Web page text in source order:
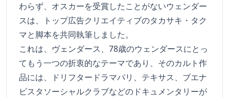
わらず、オスカーを受賞したことがないウェンダー
スは、トップ広告クリエイティブのタカサキ・タク
マと脚本を共同執筆しました。
これは、ヴェンダース、78歳のウェンダースにとっ
てもう一つの折衷的なテーマであり、そのカルト作
品には、ドリフタードラマパリ、テキサス、ブエナ
ビスタソーシャルクラブなどのドキュメンタリーが